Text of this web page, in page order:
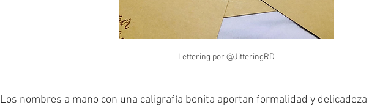
Lettering por @JitteringRD
Los nombres a mano con una caligrafía bonita aportan formalidad y